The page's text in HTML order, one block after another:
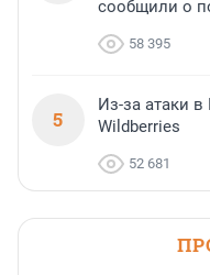
сообщили о
58 395
5
Из-за атаки
Wildberries
52 681